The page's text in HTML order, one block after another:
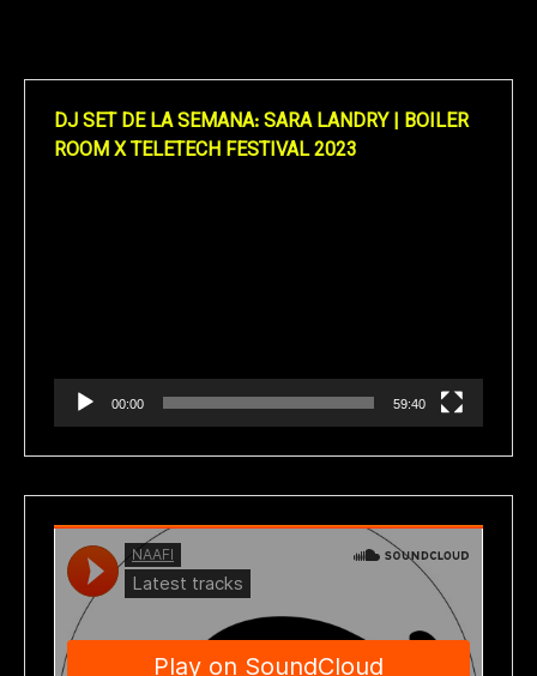
DJ SET DE LA SEMANA: SARA LANDRY | BOILER
ROOM X TELETECH FESTIVAL 2023
00:00 59:40